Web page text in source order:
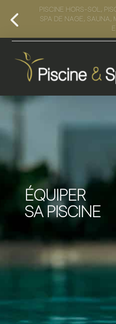
HORAIRES : DU MARDI
| LE
ÉQUIPER
SA PISCINE